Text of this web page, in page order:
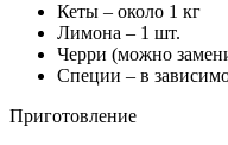
Кеты – около 1 кг
Лимона – 1 шт.
Черри (можно
Специи – в
Приготовление